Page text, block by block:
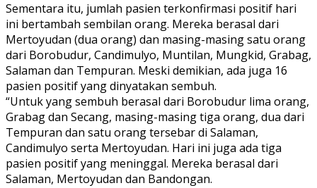
Sementara itu, jumlah pasien terkonfirmasi positif hari
ini bertambah sembilan orang. Mereka berasal dari
Mertoyudan (dua orang) dan masing-masing satu orang
dari Borobudur, Candimulyo, Muntilan, Mungkid, Grabag,
Salaman dan Tempuran. Meski demikian, ada juga 16
pasien positif yang dinyatakan sembuh.
“Untuk yang sembuh berasal dari Borobudur lima orang,
Grabag dan Secang, masing-masing tiga orang, dua dari
Tempuran dan satu orang tersebar di Salaman,
Candimulyo serta Mertoyudan. Hari ini juga ada tiga
pasien positif yang meninggal. Mereka berasal dari
Salaman, Mertoyudan dan Bandongan.